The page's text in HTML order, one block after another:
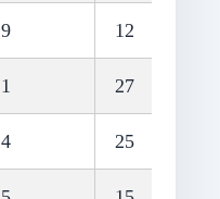
9 12
1 27
4 25